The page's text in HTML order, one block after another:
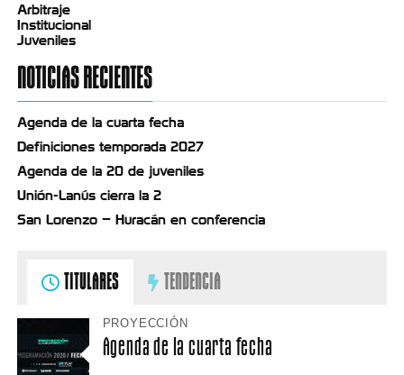
Arbitraje
Institucional
Juveniles
NOTICIAS RECIENTES
Agenda de la cuarta fecha
Definiciones temporada 2027
Agenda de la 20 de juveniles
Unión-Lanús cierra la 2
San Lorenzo – Huracán en conferencia
TITULARES TENDENCIA
PROYECCIÓN
Agenda de la cuarta fecha